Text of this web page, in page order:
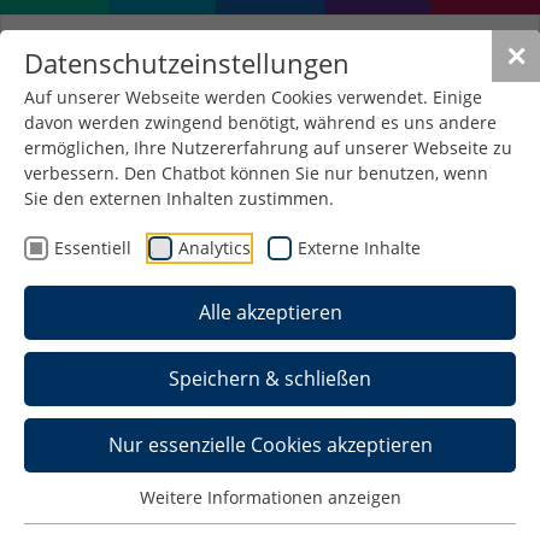
✕
Datenschutzeinstellungen
Auf unserer Webseite werden Cookies verwendet. Einige
davon werden zwingend benötigt, während es uns andere
ermöglichen, Ihre Nutzererfahrung auf unserer Webseite zu
verbessern. Den Chatbot können Sie nur benutzen, wenn
Sie den externen Inhalten zustimmen.
Essentiell Analytics Externe Inhalte
Alle akzeptieren
Speichern & schließen
Nur essenzielle Cookies akzeptieren
Weitere Informationen anzeigen